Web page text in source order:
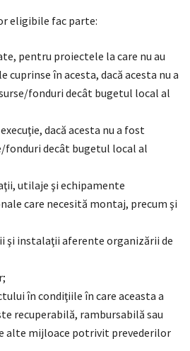
eligibile fac parte:
pentru proiectele la care nu au
în acesta, dacă acesta nu a
fonduri decât bugetul local al
dacă acesta nu a fost
fonduri decât bugetul local al
utilaje şi echipamente
care necesită montaj, precum şi
şi instalaţii aferente organizării de
în condiţiile în care aceasta a
recuperabilă, rambursabilă sau
alte mijloace potrivit prevederilor